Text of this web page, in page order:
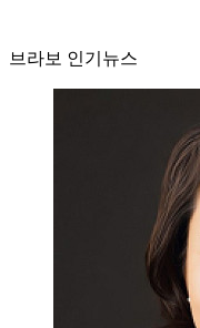
브라보 인기뉴스